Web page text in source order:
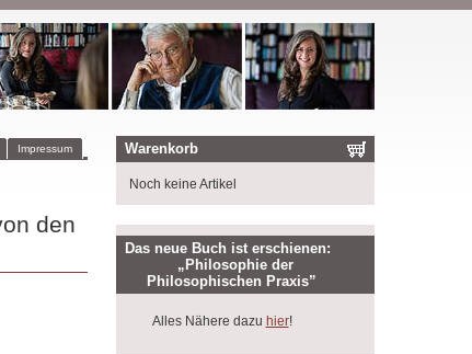
Impressum
den
Warenkorb
Noch keine Artikel
Das neue Buch ist erschienen:
„Philosophie der
Philosophischen Praxis”
Alles Nähere dazu hier!